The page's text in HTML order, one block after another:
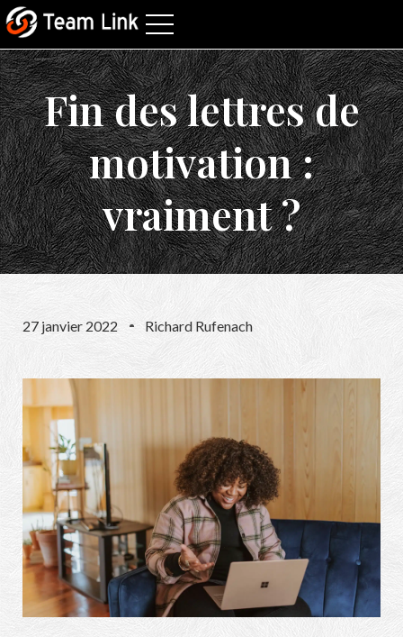
Fin des lettres de
motivation :
vraiment ?
27 janvier 2022 Richard Rufenach